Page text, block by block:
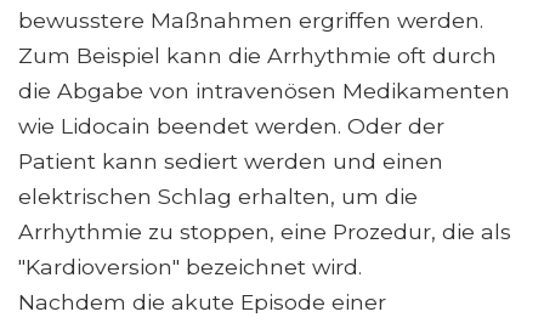
bewusstere Maßnahmen ergriffen werden.
Zum Beispiel kann die Arrhythmie oft durch
die Abgabe von intravenösen Medikamenten
wie Lidocain beendet werden. Oder der
Patient kann sediert werden und einen
elektrischen Schlag erhalten, um die
Arrhythmie zu stoppen, eine Prozedur, die als
"Kardioversion" bezeichnet wird.
Nachdem die akute Episode einer